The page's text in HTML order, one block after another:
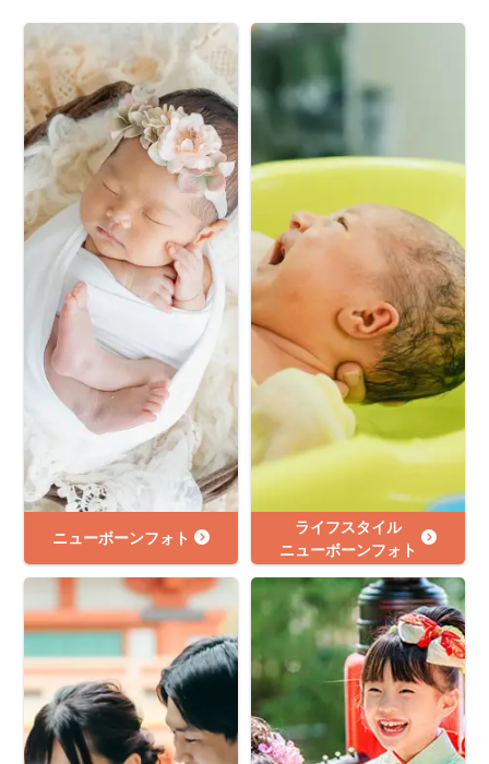
ニューボーンフォト
ライフスタイル
ニューボーンフォト